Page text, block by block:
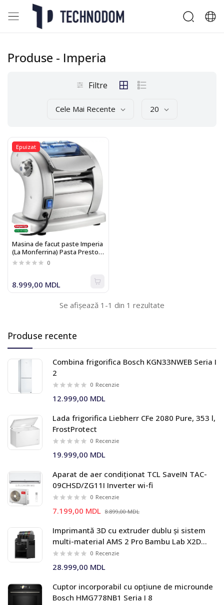
Produse recente
Combina frigorifica Bosch KGN33NWEB Seria I
2
0 Recenzie
12.999,00 MDL
Lada frigorifica Liebherr CFe 2080 Pure, 353 l,
FrostProtect
0 Recenzie
19.999,00 MDL
Aparat de aer condiționat TCL SaveIN TAC-
09CHSD/ZG11I Inverter wi-fi
0 Recenzie
7.199,00 MDL 8.899,00 MDL
Imprimantă 3D cu extruder dublu și sistem
multi-material AMS 2 Pro Bambu Lab X2D
Combo
0 Recenzie
28.999,00 MDL
Cuptor incorporabil cu opțiune de microunde
Bosch HMG778NB1 Seria I 8
Produse - Imperia
Filtre
Cele Mai Recente 20
Epuizat
Masina de facut paste Imperia
(La Monferrina) Pasta Presto
700
0
8.999,00 MDL
Se afișează 1-1 din 1 rezultate